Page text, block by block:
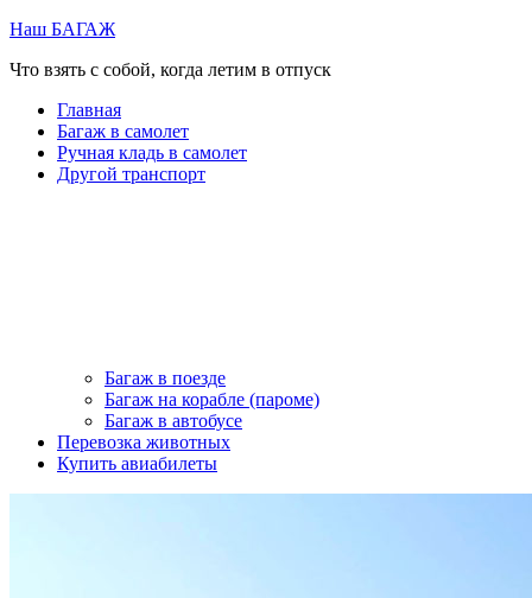
Перейти
содержимому
Наш БАГАЖ
Что взять с собой, когда летим в отпуск
Главная
Багаж в самолет
Ручная кладь в самолет
Другой транспорт
Багаж в поезде
Багаж на корабле (пароме)
Багаж в автобусе
Перевозка животных
Купить авиабилеты